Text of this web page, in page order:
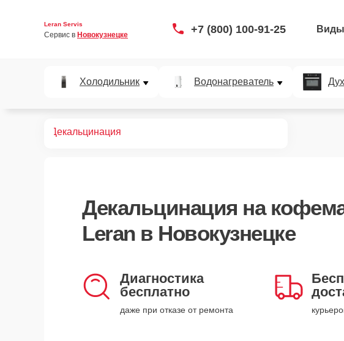
Leran Servis
Сервис в Новокузнецке +7 (800) 100-91-25 Виды
Холодильник Водонагреватель
Декальцинация
Декальцинация на
Leran в Новокузнецке
Диагностика
бесплатно
даже при отказе от ремонта